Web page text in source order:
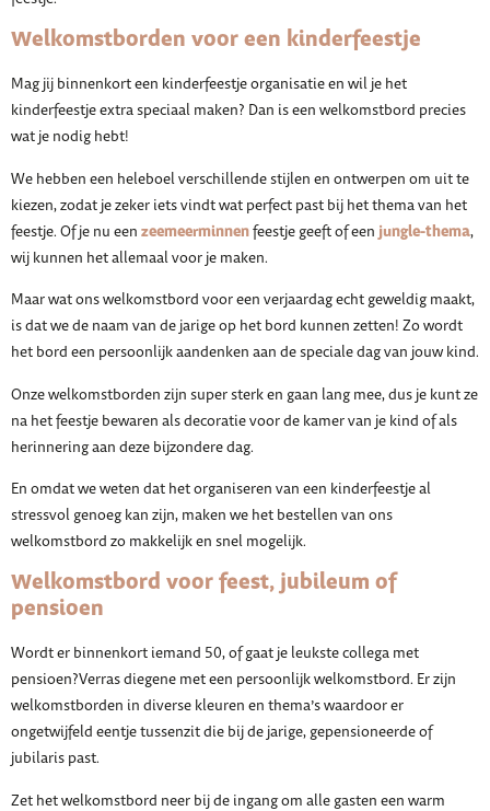
Welkomstborden voor een kinderfeestje
Mag jij binnenkort een kinderfeestje organisatie en wil je het
kinderfeestje extra speciaal maken? Dan is een welkomstbord precies
wat je nodig hebt!
We hebben een heleboel verschillende stijlen en ontwerpen om uit te
kiezen, zodat je zeker iets vindt wat perfect past bij het thema van het
feestje. Of je nu een zeemeerminnenfeestje geeft of een jungle-thema,
wij kunnen het allemaal voor je maken.
Maar wat ons welkomstbord voor een verjaardag echt geweldig maakt,
is dat we de naam van de jarige op het bord kunnen zetten! Zo wordt
het bord een persoonlijk aandenken aan de speciale dag van jouw kind.
Onze welkomstborden zijn super sterk en gaan lang mee, dus je kunt ze
na het feestje bewaren als decoratie voor de kamer van je kind of als
herinnering aan deze bijzondere dag.
En omdat we weten dat het organiseren van een kinderfeestje al
stressvol genoeg kan zijn, maken we het bestellen van ons
welkomstbord zo makkelijk en snel mogelijk.
Welkomstbord voor feest, jubileum of
pensioen
Wordt er binnenkort iemand 50, of gaat je leukste collega met
pensioen?Verras diegene met een persoonlijk welkomstbord. Er zijn
welkomstborden in diverse kleuren en thema’s waardoor er
ongetwijfeld eentje tussenzit die bij de jarige, gepensioneerde of
jubilaris past.
Zet het welkomstbord neer bij de ingang om alle gasten een warm